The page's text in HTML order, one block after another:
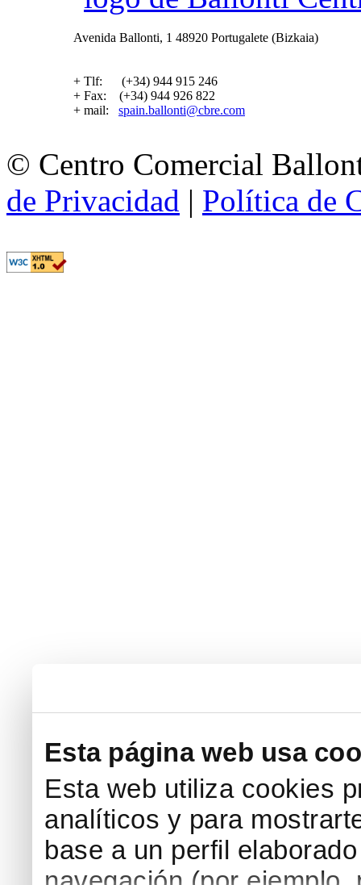
Esta página web usa
Esta web utiliza cookies
analíticos y para
base a un perfil
Avenida Ballonti, 1 48920 Portugalete (Bizkaia)
+ Tlf: (+34) 944 915 246
+ Fax: (+34) 944 926 822
+ mail: spain.ballonti@cbre.com
© Centro Comercial
de Privacidad | Política de